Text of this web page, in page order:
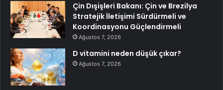
Çin Dışişleri Bakanı: Çin ve Brezilya
Stratejik İletişimi Sürdürmeli ve
Koordinasyonu Güçlendirmeli
Ağustos 7, 2026
D vitamini neden düşük çıkar?
Ağustos 7, 2026